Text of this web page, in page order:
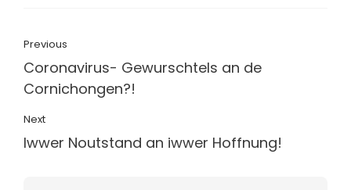
Previous
Coronavirus- Gewurschtels an de
Cornichongen?!
Next
Iwwer Noutstand an iwwer Hoffnung!